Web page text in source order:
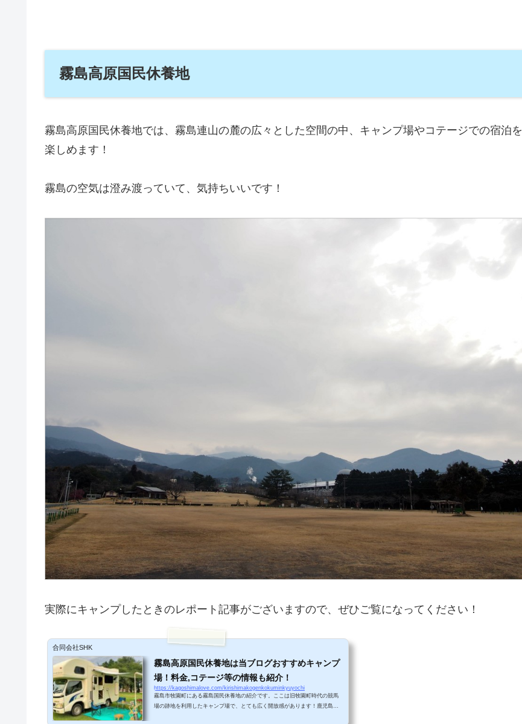
霧島高原国民休養地
霧島高原国民休養地では、霧島連山の麓の広々とした空間の中、キャンプ場やコテージでの宿泊を
楽しめます！
霧島の空気は澄み渡っていて、気持ちいいです！
実際にキャンプしたときのレポート記事がございますので、ぜひご覧になってください！
合同会社SHK
霧島高原国民休養地は当ブログおすすめキャンプ
場！料金,コテージ等の情報も紹介！
https://kagoshimalove.com/kirishimakogenkokuminkyuyochi
霧島市牧園町にある霧島国民休養地の紹介です。ここは旧牧園町時代の競馬
場の跡地を利用したキャンプ場で、とても広く開放感があります！鹿児島で